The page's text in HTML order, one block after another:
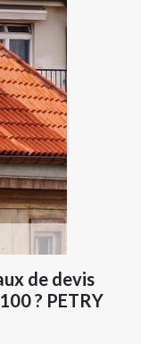
de devis
? PETRY